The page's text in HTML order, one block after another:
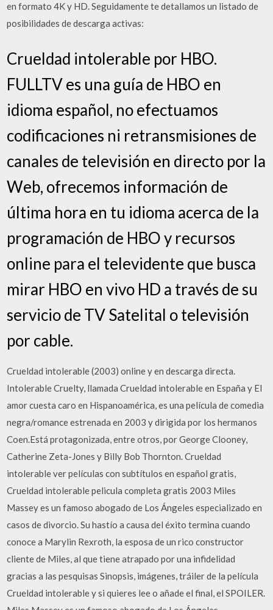
en formato 4K y HD. Seguidamente te detallamos un listado de
posibilidades de descarga activas:
Crueldad intolerable por HBO.
FULLTV es una guía de HBO en
idioma español, no efectuamos
codificaciones ni retransmisiones de
canales de televisión en directo por la
Web, ofrecemos información de
última hora en tu idioma acerca de la
programación de HBO y recursos
online para el televidente que busca
mirar HBO en vivo HD a través de su
servicio de TV Satelital o televisión
por cable.
Crueldad intolerable (2003) online y en descarga directa.
Intolerable Cruelty, llamada Crueldad intolerable en España y El
amor cuesta caro en Hispanoamérica, es una película de comedia
negra/romance estrenada en 2003 y dirigida por los hermanos
Coen.Está protagonizada, entre otros, por George Clooney,
Catherine Zeta-Jones y Billy Bob Thornton. Crueldad
intolerable ver películas con subtítulos en español gratis,
Crueldad intolerable pelicula completa gratis 2003 Miles
Massey es un famoso abogado de Los Ángeles especializado en
casos de divorcio. Su hastío a causa del éxito termina cuando
conoce a Marylin Rexroth, la esposa de un rico constructor
cliente de Miles, al que tiene atrapado por una infidelidad
gracias a las pesquisas Sinopsis, imágenes, tráiler de la película
Crueldad intolerable y si quieres lee o añade el final, el SPOILER.